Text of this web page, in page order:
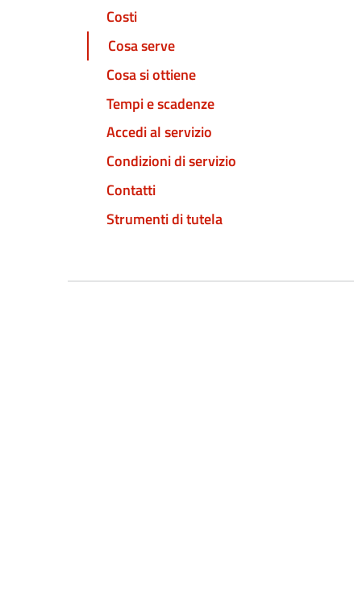
Costi
Cosa serve
Cosa si ottiene
Tempi e scadenze
Accedi al servizio
Condizioni di servizio
Contatti
Strumenti di tutela